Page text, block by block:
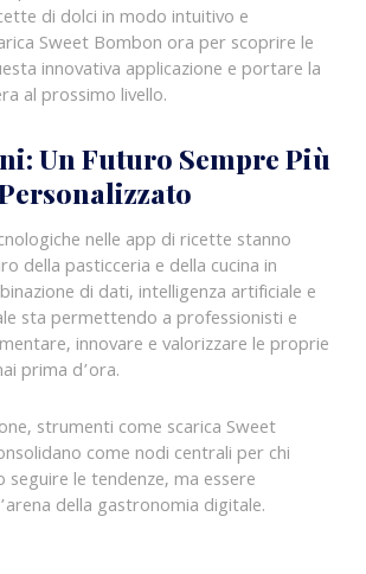
di dolci in modo intuitivo e
Sweet Bombon ora per scoprire le
innovativa applicazione e portare la
al prossimo livello.
Un Futuro Sempre Più
nelle app di ricette stanno
della pasticceria e della cucina in
di dati, intelligenza artificiale e
sta permettendo a professionisti e
innovare e valorizzare le proprie
prima d’ora.
strumenti come scarica Sweet
come nodi centrali per chi
seguire le tendenze, ma essere
della gastronomia digitale.